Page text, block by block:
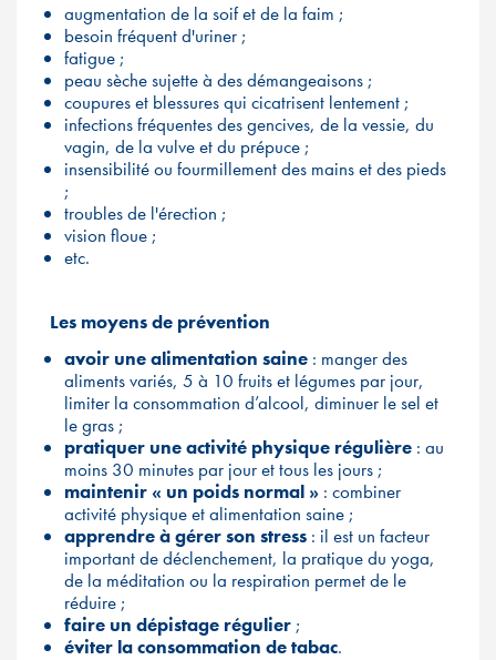
augmentation de la soif et de la faim ;
besoin fréquent d'uriner ;
fatigue ;
peau sèche sujette à des démangeaisons ;
coupures et blessures qui cicatrisent lentement ;
infections fréquentes des gencives, de la vessie, du
vagin, de la vulve et du prépuce ;
insensibilité ou fourmillement des mains et des pieds
;
troubles de l'érection ;
vision floue ;
etc.
Les moyens de prévention
avoir une alimentation saine : manger des
aliments variés, 5 à 10 fruits et légumes par jour,
limiter la consommation d’alcool, diminuer le sel et
le gras ;
pratiquer une activité physique régulière : au
moins 30 minutes par jour et tous les jours ;
maintenir « un poids normal » : combiner
activité physique et alimentation saine ;
apprendre à gérer son stress : il est un facteur
important de déclenchement, la pratique du yoga,
de la méditation ou la respiration permet de le
réduire ;
faire un dépistage régulier ;
éviter la consommation de tabac.